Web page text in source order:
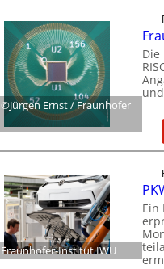
©Jürgen Ernst / Fraunhofer
Die
Fraunhofer-Institut IWU
Ein